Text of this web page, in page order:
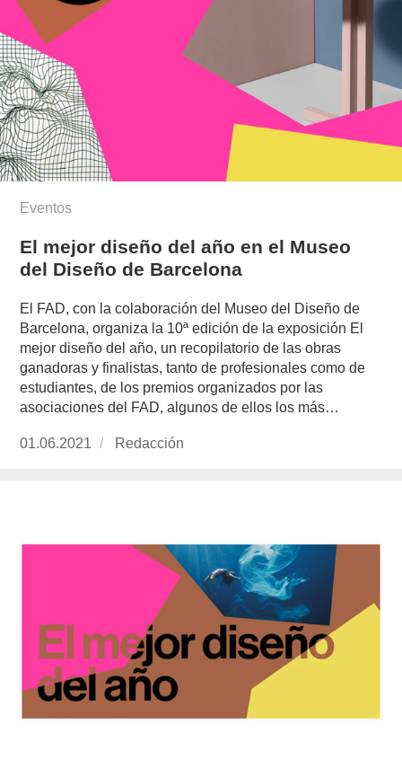
Eventos
El mejor diseño del año en el Museo
del Diseño de Barcelona
El FAD, con la colaboración del Museo del Diseño de
Barcelona, organiza la 10ª edición de la exposición El
mejor diseño del año, un recopilatorio de las obras
ganadoras y finalistas, tanto de profesionales como de
estudiantes, de los premios organizados por las
asociaciones del FAD, algunos de ellos los más…
Publicado
01.06.2021 https://www.experimenta.es/author/redaccion/
Redacción